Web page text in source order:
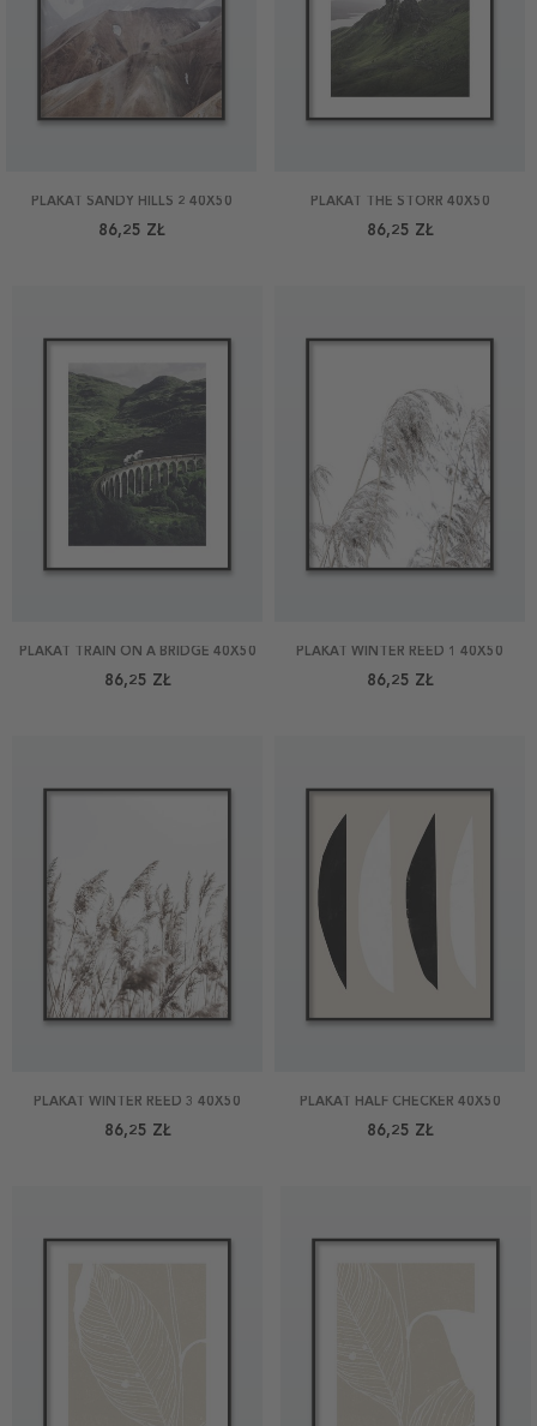
PLAKAT SANDY HILLS 2 40X50
86,25 ZŁ
PLAKAT THE STORR 40X50
86,25 ZŁ
PLAKAT TRAIN ON A BRIDGE 40X50
86,25 ZŁ
PLAKAT WINTER REED 1 40X50
86,25 ZŁ
PLAKAT WINTER REED 3 40X50
86,25 ZŁ
PLAKAT HALF CHECKER 40X50
86,25 ZŁ